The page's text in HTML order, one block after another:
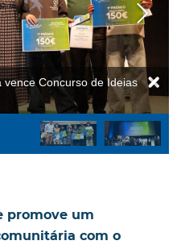
vence Concurso de Ideias
promove um
com o